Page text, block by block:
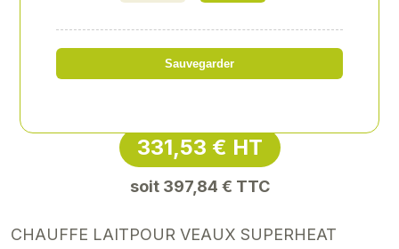
CHAUFFE-LAIT SUPERHEAT
ANALOGIQUE 2300W
331,53 € HT
soit 397,84 € TTC
CHAUFFE LAITPOUR VEAUX SUPERHEAT
Sauvegarder